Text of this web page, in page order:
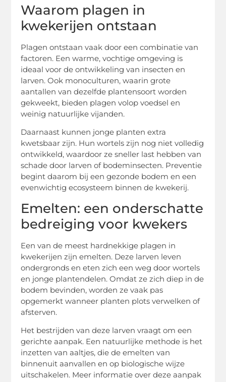
Waarom plagen in
kwekerijen ontstaan
Plagen ontstaan vaak door een combinatie van
factoren. Een warme, vochtige omgeving is
ideaal voor de ontwikkeling van insecten en
larven. Ook monoculturen, waarin grote
aantallen van dezelfde plantensoort worden
gekweekt, bieden plagen volop voedsel en
weinig natuurlijke vijanden.
Daarnaast kunnen jonge planten extra
kwetsbaar zijn. Hun wortels zijn nog niet volledig
ontwikkeld, waardoor ze sneller last hebben van
schade door larven of bodeminsecten. Preventie
begint daarom bij een gezonde bodem en een
evenwichtig ecosysteem binnen de kwekerij.
Emelten: een onderschatte
bedreiging voor kwekers
Een van de meest hardnekkige plagen in
kwekerijen zijn emelten. Deze larven leven
ondergronds en eten zich een weg door wortels
en jonge plantendelen. Omdat ze zich diep in de
bodem bevinden, worden ze vaak pas
opgemerkt wanneer planten plots verwelken of
afsterven.
Het bestrijden van deze larven vraagt om een
gerichte aanpak. Een natuurlijke methode is het
inzetten van aaltjes, die de emelten van
binnenuit aanvallen en op biologische wijze
uitschakelen. Meer informatie over deze aanpak